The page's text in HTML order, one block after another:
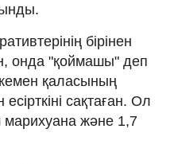
бірінен
онда "қоймашы" деп
қаласының
сақтаған. Ол
марихуана және 1,7